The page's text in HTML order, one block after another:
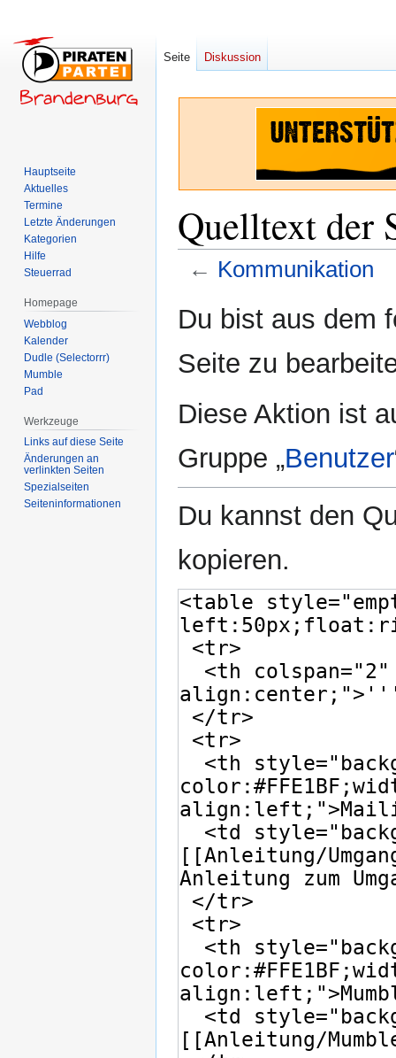
Quelltext der
← Kommunikation
Navigation
Suche
Du bist aus dem
Seite zu
Diese Aktion ist
Gruppe „Benutzer
Du kannst den
kopieren.
Seite Diskussion
Hauptseite
Aktuelles
Termine
Letzte Änderungen
Kategorien
Hilfe
Steuerrad
Homepage
Webblog
Kalender
Dudle (Selectorrr)
Mumble
Pad
Werkzeuge
Links auf diese Seite
Änderungen an
verlinkten Seiten
Spezialseiten
Seiten­­informationen